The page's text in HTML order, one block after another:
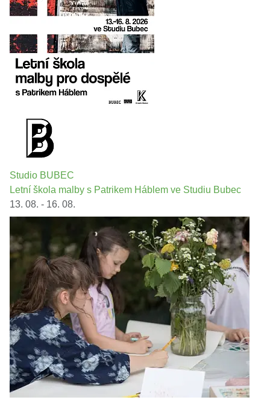
Studio BUBEC
Letní škola malby s Patrikem Háblem ve Studiu Bubec
13. 08. - 16. 08.